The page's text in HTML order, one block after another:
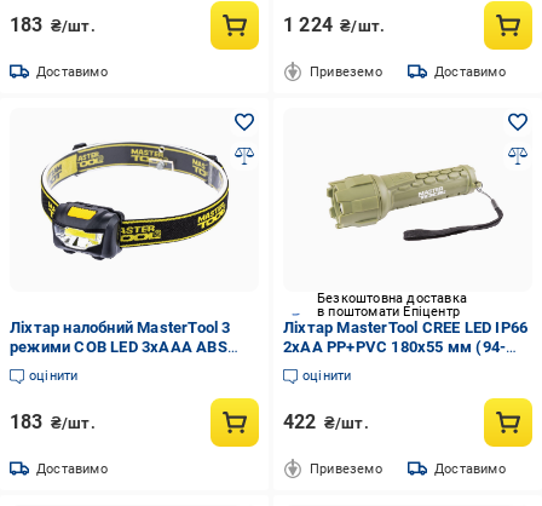
183 ₴/шт.
Доставимо
1 224 ₴/шт.
Привеземо Доставимо
Ліхтар налобний MasterTool 3
режими COB LED 3хAAA ABS
59х41х32 мм (94-0811)
оцінити
183 ₴/шт.
Доставимо
Безкоштовна доставка
в поштомати Епіцентр
Ліхтар MasterTool CREE LED IP66
2хAA PP+PVC 180х55 мм (94-
0802)
оцінити
422 ₴/шт.
Привеземо Доставимо